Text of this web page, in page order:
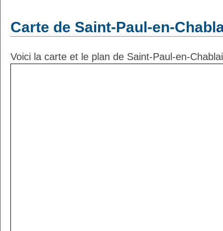
Carte de Saint-Paul-en-
Voici la carte et le plan de Saint-Paul-en-